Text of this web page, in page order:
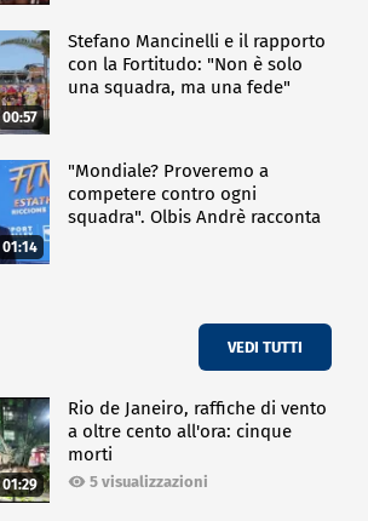
00:57
Stefano Mancinelli e il rapporto
con la Fortitudo: "Non è solo
una squadra, ma una fede"
01:14
"Mondiale? Proveremo a
competere contro ogni
squadra". Olbis Andrè racconta
VEDI TUTTI
01:29
Rio de Janeiro, raffiche di vento
a oltre cento all'ora: cinque
morti
5 visualizzazioni